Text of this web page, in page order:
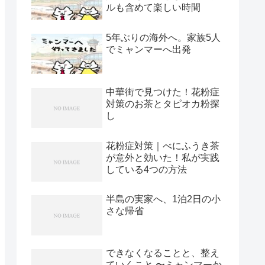
ルも含めて楽しい時間
5年ぶりの海外へ。家族5人
でミャンマーへ出発
中華街で見つけた！花粉症
対策のお茶とタピオカ粉探
し
花粉症対策｜べにふうき茶
が意外と効いた！私が実践
している4つの方法
半島の実家へ、1泊2日の小
さな帰省
できなくなることと、整え